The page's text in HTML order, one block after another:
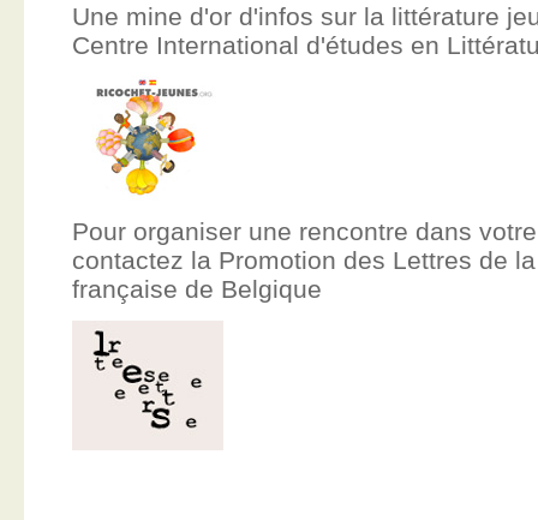
Une mine d'or d'infos sur la littérature
Centre International d'études en
Pour organiser une rencontre dans
contactez la Promotion des Lettres de
française de Belgique